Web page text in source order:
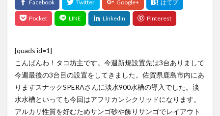
[quads id=1]
こんばんわ！タコ坊主です。今週新規設置先は3台ありまして
今週最後の3台目の設置をしてきました。佐賀県鹿島市内にあ
りますスナックSPERAさんに淡水900水槽の導入でした。淡
水水槽といっても今回はアフリカンシクリッドになります。
アルカリ性質を好むためサンゴ砂や飾りサンゴでレイアウト